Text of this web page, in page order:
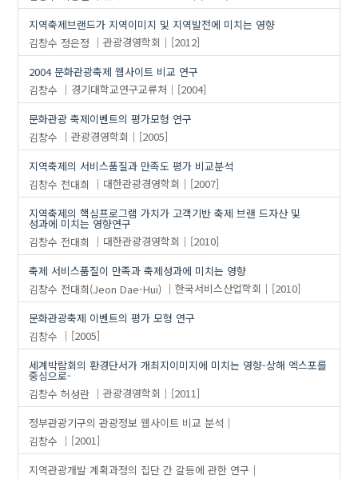
지역축제브랜드가 지역이미지 및 지역발전에 미치는 영향
김창수 정은정 관광경영학회
[2012]
2004 문화관광축제 웹사이트 비교 연구
김창수
경기대학교연구교류처
[2004]
문화관광 축제이벤트의 평가모형 연구
김창수
관광경영학회
[2005]
지역축제의 서비스품질과 만족도 평가 비교분석
김창수 전대희 대한관광경영학회
[2007]
지역축제의 핵심프로그램 가치가 고객기반 축제 브랜 드자산 및
성과에 미치는 영향연구
김창수 전대희 대한관광경영학회
[2010]
축제 서비스품질이 만족과 축제성과에 미치는 영향
김창수 전대희(Jeon Dae-Hui) 한국서비스산업학회
[2010]
문화관광축제 이벤트의 평가 모형 연구
김창수
[2005]
세계박람회의 환경단서가 개최지이미지에 미치는 영향-상해 엑스포를
중심으로-
김창수 허성란 관광경영학회
[2011]
정부관광기구의 관광정보 웹사이트 비교 분석
김창수
[2001]
지역관광개발 계획과정의 집단 간 갈등에 관한 연구